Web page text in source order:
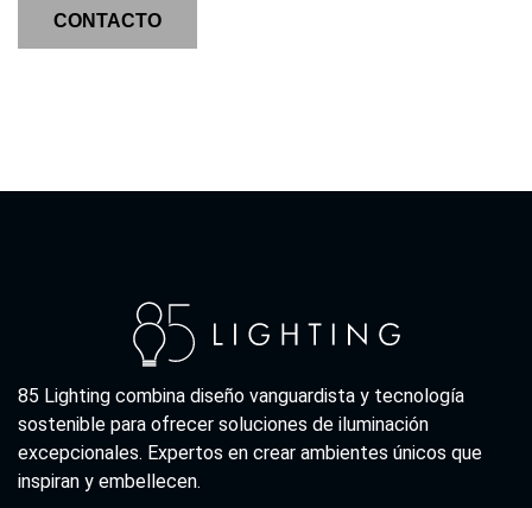
CONTACTO
85 Lighting combina diseño vanguardista y tecnología
sostenible para ofrecer soluciones de iluminación
excepcionales. Expertos en crear ambientes únicos que
inspiran y embellecen.